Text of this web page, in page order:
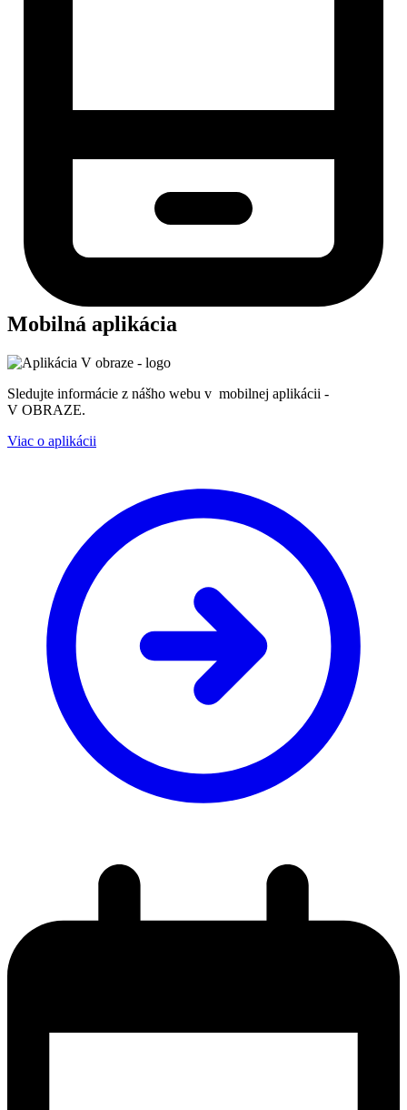
Mobilná aplikácia
Sledujte informácie z nášho webu v mobilnej aplikácii -
V OBRAZE.
Viac o aplikácii